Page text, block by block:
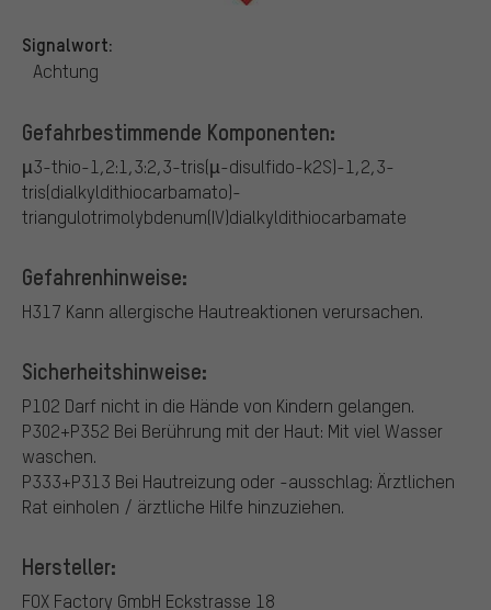
Signalwort:
Achtung
Gefahrbestimmende Komponenten:
µ3-thio-1,2:1,3:2,3-tris(µ-disulfido-k2S)-1,2,3-
tris(dialkyldithiocarbamato)-
triangulotrimolybdenum(IV)dialkyldithiocarbamate
Gefahrenhinweise:
H317 Kann allergische Hautreaktionen verursachen.
Sicherheitshinweise:
P102 Darf nicht in die Hände von Kindern gelangen.
P302+P352 Bei Berührung mit der Haut: Mit viel Wasser
waschen.
P333+P313 Bei Hautreizung oder -ausschlag: Ärztlichen
Rat einholen / ärztliche Hilfe hinzuziehen.
Hersteller:
FOX Factory GmbH Eckstrasse 18